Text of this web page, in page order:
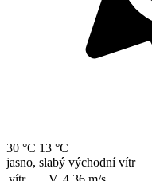
30 °C 13 °C
jasno, slabý východní vítr